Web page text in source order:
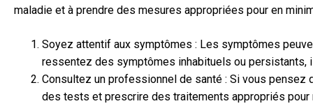
maladie et à prendre des mesures appropriées pour en
Soyez attentif aux symptômes : Les symptômes
ressentez des symptômes inhabituels ou
Consultez un professionnel de santé : Si vous
des tests et prescrire des traitements appropriés pour